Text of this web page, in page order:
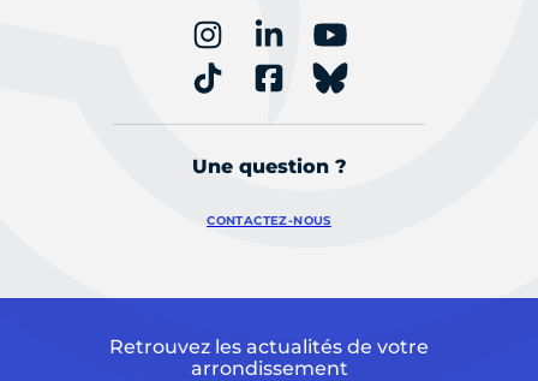
Une question ?
CONTACTEZ-NOUS
Retrouvez les actualités de votre
arrondissement